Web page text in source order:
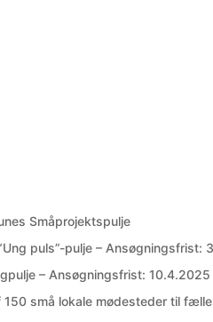
Småprojektspulje
puls”-pulje – Ansøgningsfrist:
– Ansøgningsfrist: 10.4.2025
150 små lokale mødesteder til